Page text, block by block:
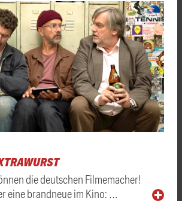
die deutschen Filmemacher!
eine brandneue im Kino: …